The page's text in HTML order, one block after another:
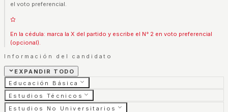
el voto preferencial.
En la cédula: marca la X del partido y escribe el N° 2 en voto preferencial
(opcional).
Información del candidato
EXPANDIR TODO
Educación Básica
Estudios Técnicos
Estudios No Universitarios